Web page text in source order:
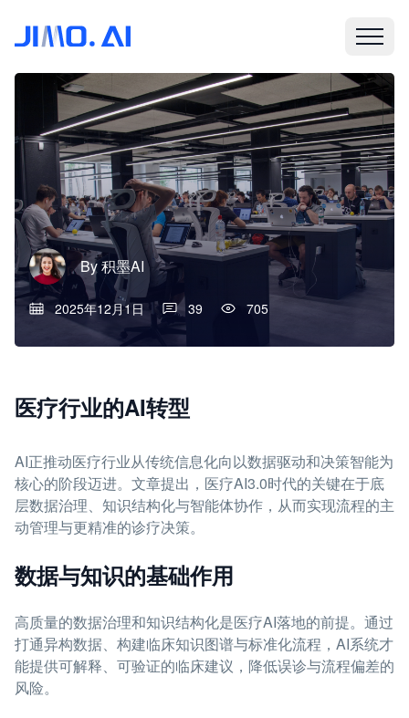
By积墨AI
2025年12月1日 39 705
医疗行业的AI转型
AI正推动医疗行业从传统信息化向以数据驱动和决策智能为
核心的阶段迈进。文章提出，医疗AI3.0时代的关键在于底
层数据治理、知识结构化与智能体协作，从而实现流程的主
动管理与更精准的诊疗决策。
数据与知识的基础作用
高质量的数据治理和知识结构化是医疗AI落地的前提。通过
打通异构数据、构建临床知识图谱与标准化流程，AI系统才
能提供可解释、可验证的临床建议，降低误诊与流程偏差的
风险。